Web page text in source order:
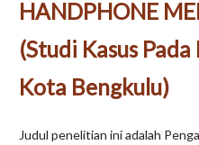
HANDPHONE
(Studi Kasus
Kota Bengkulu)
Judul penelitian ini adalah